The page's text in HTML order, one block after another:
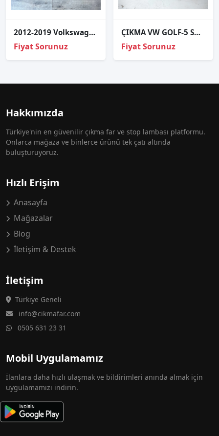
2012-2019 Volkswagen Golf 7 Ön Sağ/Sol Far
Fiyat Sorunuz
ÇIKMA VW GOLF-5 SOL ARKA STOP DUYUSU OEM; 1K6945257
Fiyat Sorunuz
Hakkımızda
Türkiye'nin en güvenilir çıkma far ve stop lambası platformu.
Onlarca mağaza ve binlerce ürünü tek çatı altında
buluşturuyoruz.
Hızlı Erişim
Anasayfa
Mağazalar
Blog
İletişim & Destek
İletişim
Türkiye Geneli
info@cikmafar.com
0505 631 23 31
Mobil Uygulamamız
İlanlara daha hızlı ulaşmak ve bildirimleri anında almak için
uygulamamızı indirin.